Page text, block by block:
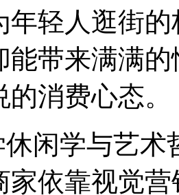
年轻人逛街
能带来满满
消费心态。
闲学与艺术
家依靠视觉